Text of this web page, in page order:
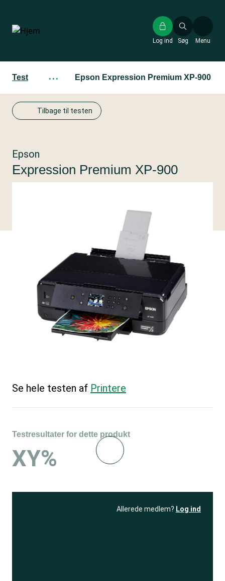
hovedindhold
Søg
Log ind Menu
Test ··· Epson Expression Premium XP-900
Tilbage til testen
Epson
Expression Premium XP-900
Se hele testen af Printere
Testresultater for dette produkt
XY%
Allerede medlem? Log ind